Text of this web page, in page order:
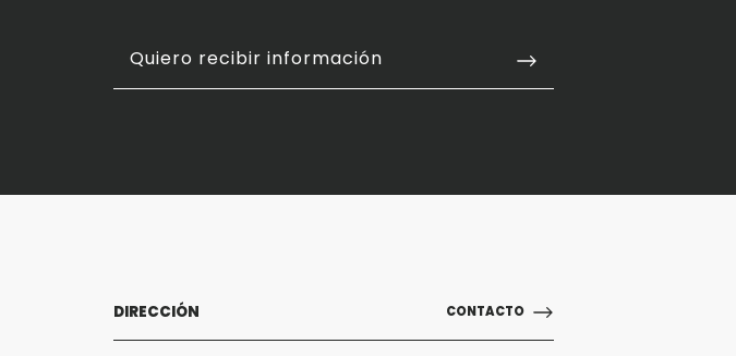
Quiero recibir información
DIRECCIÓN CONTACTO